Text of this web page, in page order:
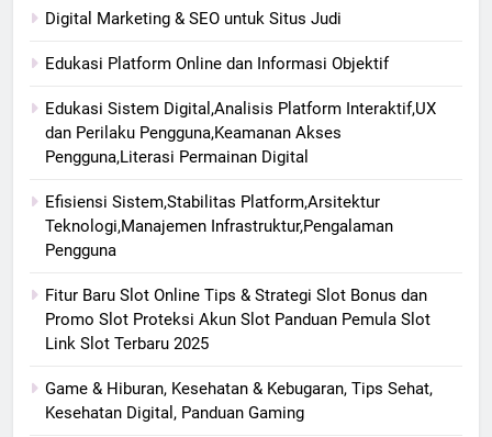
Digital Marketing & SEO untuk Situs Judi
Edukasi Platform Online dan Informasi Objektif
Edukasi Sistem Digital,Analisis Platform Interaktif,UX
dan Perilaku Pengguna,Keamanan Akses
Pengguna,Literasi Permainan Digital
Efisiensi Sistem,Stabilitas Platform,Arsitektur
Teknologi,Manajemen Infrastruktur,Pengalaman
Pengguna
Fitur Baru Slot Online Tips & Strategi Slot Bonus dan
Promo Slot Proteksi Akun Slot Panduan Pemula Slot
Link Slot Terbaru 2025
Game & Hiburan, Kesehatan & Kebugaran, Tips Sehat,
Kesehatan Digital, Panduan Gaming